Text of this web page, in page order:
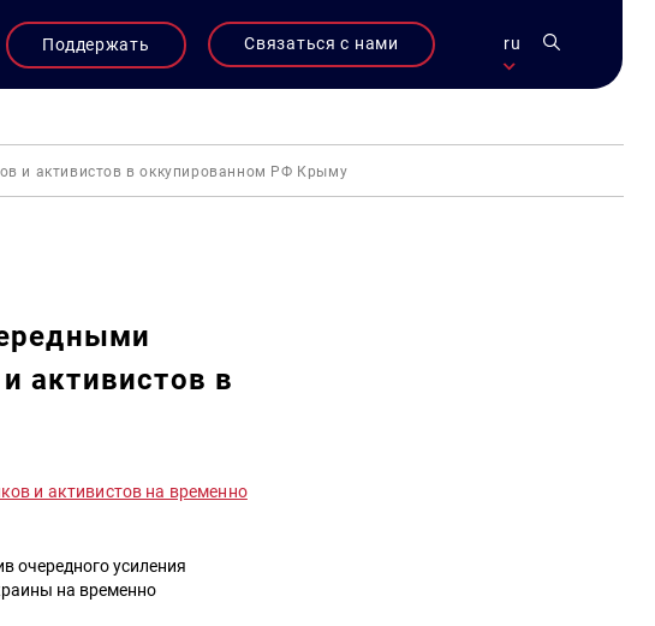
Поддержать Связаться с нами ru
и активистов в оккупированном РФ Крыму
активистов в
и активистов на временно
очередного усиления
на временно